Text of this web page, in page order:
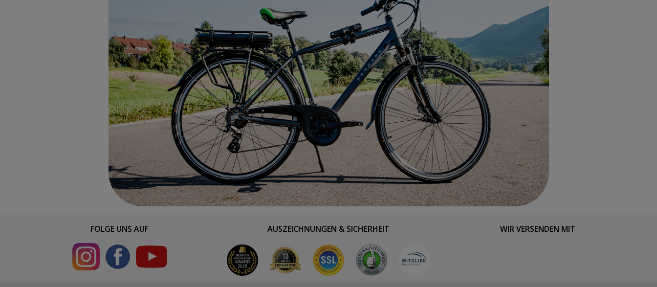
FOLGE UNS AUF AUSZEICHNUNGEN & SICHERHEIT WIR VERSENDEN MIT